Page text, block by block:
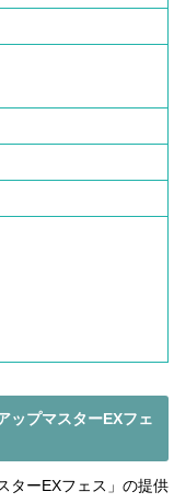
ップマスターEXフェ
ターEXフェス」の提供